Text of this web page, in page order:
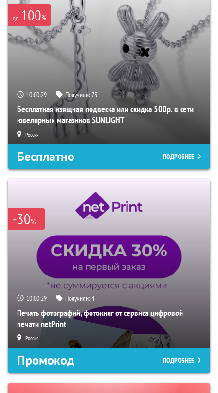
до 100%
10:00:28 Получили:73
Бесплатная изящная подвеска или скидка 500р. в сети
ювелирных магазинов SUNLIGHT
Россия
Бесплатно ПОДРОБНЕЕ
-30%
10:00:28 Получили:4
Печать фотографий, фотокниг от сервиса цифровой
печати netPrint
Россия
Промокод ПОДРОБНЕЕ